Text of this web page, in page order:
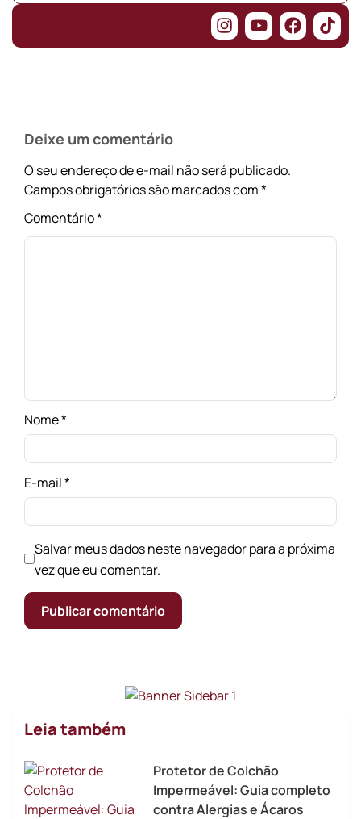
Deixe um comentário
O seu endereço de e-mail não será publicado.
Campos obrigatórios são marcados com*
Comentário*
Nome*
E-mail*
Salvar meus dados neste navegador para a próxima
vez que eu comentar.
Leia também
Protetor de Colchão
Impermeável: Guia completo
contra Alergias e Ácaros